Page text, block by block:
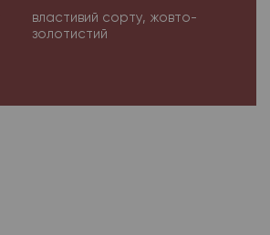
властивий сорту, жовто-
золотистий